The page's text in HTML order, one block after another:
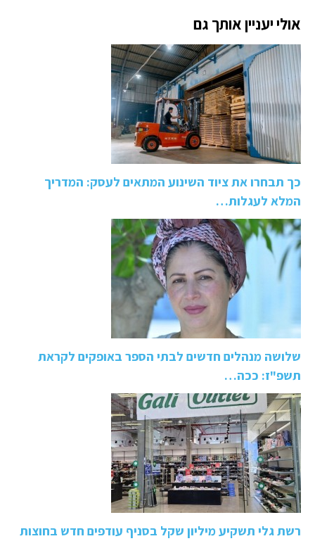
אולי יעניין אותך גם
כך תבחרו את ציוד השינוע המתאים לעסק: המדריך
המלא לעגלות…
שלושה מנהלים חדשים לבתי הספר באופקים לקראת
תשפ"ז: ככה…
רשת גלי תשקיע מיליון שקל בסניף עודפים חדש בחוצות